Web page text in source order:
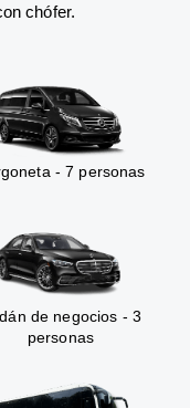
chófer.
- 7 personas
de negocios - 3
personas